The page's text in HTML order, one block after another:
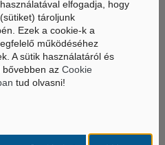
önállóbbá tenni a
BELFÖLD
elfogadja, hogy
tároljunk
Ezek a cookie-k a
működéséhez
A sütik használatáról és
bővebben az Cookie
tud olvasni!